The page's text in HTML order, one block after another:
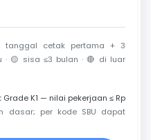
tanggal cetak pertama + 3
· 🟡 sisa ≤3 bulan · 🔴 di luar
Grade K1 — nilai pekerjaan ≤ Rp
dasar; per kode SBU dapat